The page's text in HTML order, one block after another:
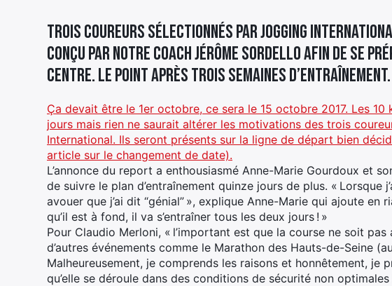
Trois coureurs sélectionnés par Jogging
conçu par notre coach Jérôme Sordello afin de se
Centre. Le point après trois semaines d’entraînement.
Ça devait être le 1er octobre, ce sera le 15 octobre 2017. Les
jours mais rien ne saurait altérer les motivations des trois
International. Ils seront présents sur la ligne de départ bien
article sur le changement de date).
L’annonce du report a enthousiasmé Anne-Marie Gourdoux et
de suivre le plan d’entraînement quinze jours de plus. « Lorsque
avouer que j’ai dit “génial” », explique Anne-Marie qui ajoute en
qu’il est à fond, il va s’entraîner tous les deux jours ! »
Pour Claudio Merloni, « l’important est que la course ne soit
d’autres événements comme le Marathon des Hauts-de-Seine
Malheureusement, je comprends les raisons et honnêtement, je
qu’elle se déroule dans des conditions de sécurité non optimales